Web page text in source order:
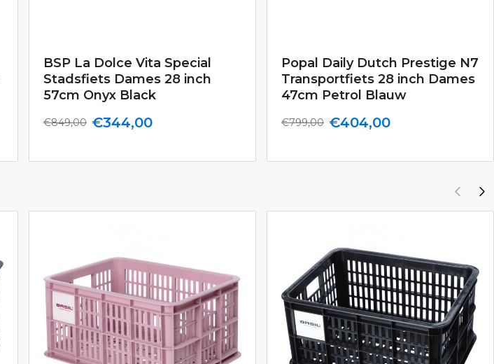
BSP La Dolce Vita Special
Stadsfiets Dames 28 inch
57cm Onyx Black
€344,00
€849,00
Popal Daily Dutch Prestige N7
Transportfiets 28 inch Dames
47cm Petrol Blauw
€404,00
€799,00